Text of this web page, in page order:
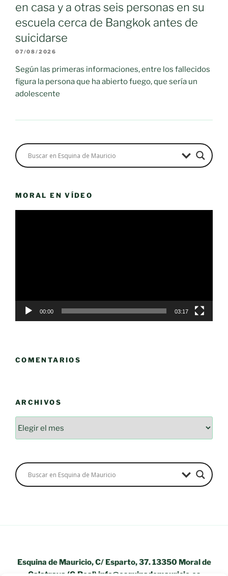
en casa y a otras seis personas en su
escuela cerca de Bangkok antes de
suicidarse
07/08/2026
Según las primeras informaciones, entre los fallecidos
figura la persona que ha abierto fuego, que sería un
adolescente
MORAL EN VÍDEO
00:00 03:17
COMENTARIOS
ARCHIVOS
Esquina de Mauricio, C/ Esparto, 37. 13350 Moral de